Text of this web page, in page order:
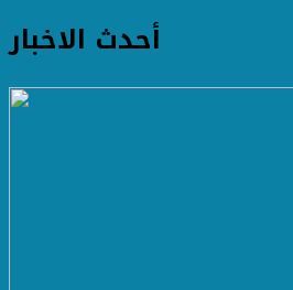
أحدث الاخبار